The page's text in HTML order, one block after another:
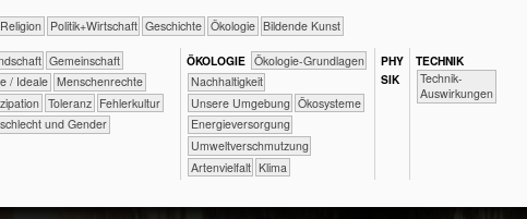
​​​​​​​​​Politik+​Wirtschaft ​​​​​​​​Geschichte ​​​​​​​​Ökologie Bildende Kunst
​​​​​​​​​​Gemeinschaft
/ Ideale ​​​​​​​Menschenrechte
​​​Toleranz ​​Fehlerkultur
und Gender
ÖKO​LOGIE ​​​​​​​​​​​​​​​​Ökologie-Grundlagen
​​​​​​​​​​​​​​​Nachhaltigkeit
​​​​​​​​​​​​​Unsere Umgebung ​​​​​​​​​​​Ökosysteme
​​​Energieversorgung
​​Umweltverschmutzung
Artenvielfalt Klima
PHY​
SIK
TECH​NIK
​​​​​​Technik-
Auswirkungen